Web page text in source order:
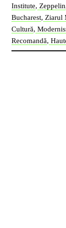
Institute, Zeppelin
Bucharest, Ziarul
Cultură,
Recomandă,